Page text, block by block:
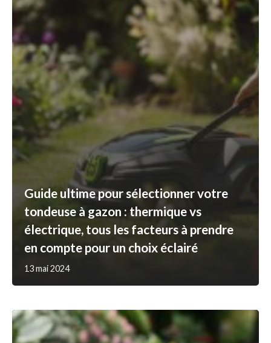
Guide ultime pour sélectionner votre
tondeuse à gazon : thermique vs
électrique, tous les facteurs à prendre
en compte pour un choix éclairé
13 mai 2024